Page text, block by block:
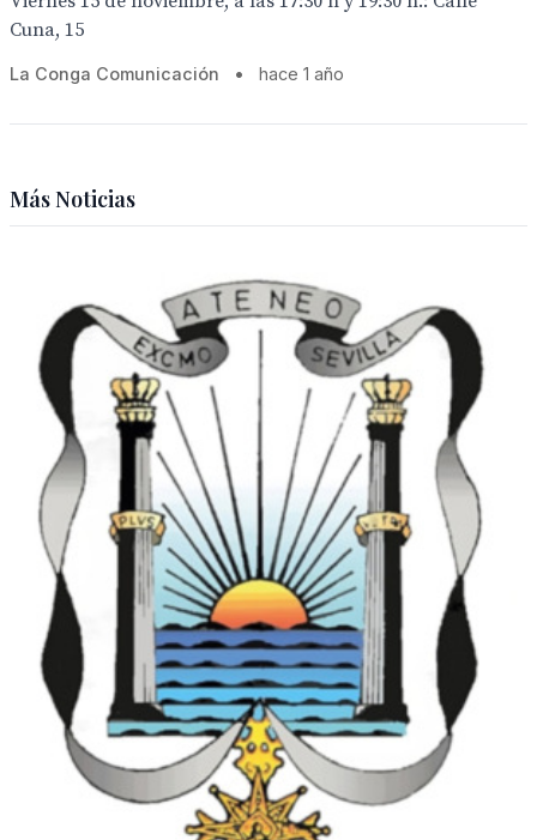
Cuna, 15
La Conga Comunicación • hace 1 año
Más Noticias